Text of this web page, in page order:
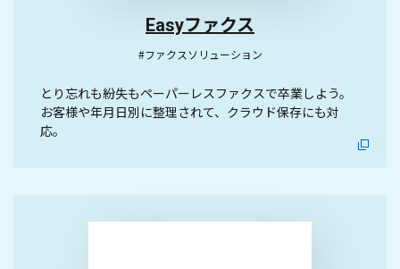
Easyファクス
#ファクスソリューション
とり忘れも紛失もペーパーレスファクスで卒業しよう。
お客様や年月日別に整理されて、クラウド保存にも対
応。